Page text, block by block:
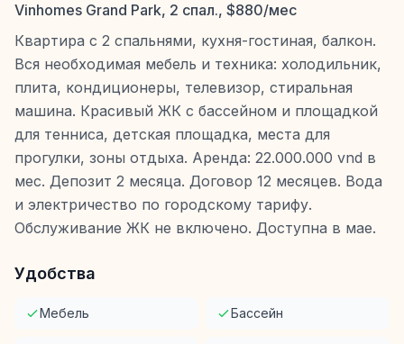
Vinhomes Grand Park, 2 спал., $880/мес
Квартира с 2 спальнями, кухня-гостиная, балкон.
Вся необходимая мебель и техника: холодильник,
плита, кондиционеры, телевизор, стиральная
машина. Красивый ЖК с бассейном и площадкой
для тенниса, детская площадка, места для
прогулки, зоны отдыха. Аренда: 22.000.000 vnd в
мес. Депозит 2 месяца. Договор 12 месяцев. Вода
и электричество по городскому тарифу.
Обслуживание ЖК не включено. Доступна в мае.
Удобства
Мебель Бассейн